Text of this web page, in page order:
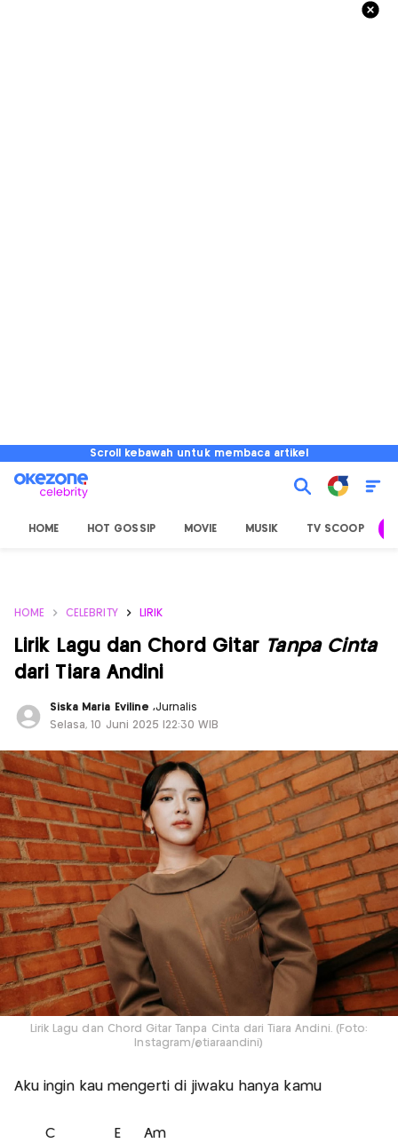
Scroll kebawah untuk membaca artikel
HOME HOT GOSSIP MOVIE MUSIK TV SCOOP
HOME CELEBRITY LIRIK
Lirik Lagu dan Chord Gitar Tanpa Cinta
dari Tiara Andini
Siska Maria Eviline ,Jurnalis
Selasa, 10 Juni 2025 |22:30 WIB
Lirik Lagu dan Chord Gitar Tanpa Cinta dari Tiara Andini. (Foto:
Instagram/@tiaraandini)
Aku ingin kau mengerti di jiwaku hanya kamu
C E Am